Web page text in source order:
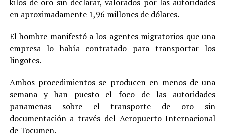
kilos de oro sin declarar, valorados por las autoridades
en aproximadamente 1,96 millones de dólares.
El hombre manifestó a los agentes migratorios que una
empresa lo había contratado para transportar los
lingotes.
Ambos procedimientos se producen en menos de una
semana y han puesto el foco de las autoridades
panameñas sobre el transporte de oro sin
documentación a través del Aeropuerto Internacional
de Tocumen.